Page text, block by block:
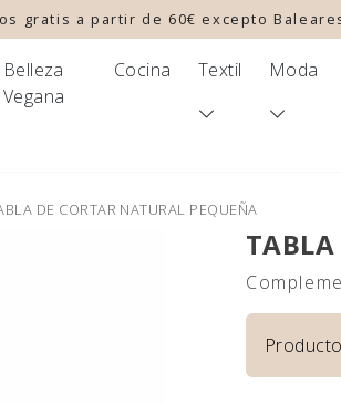
gratis a partir de 60€ excepto
Belleza
Vegana
Cocina Textil Moda
DE CORTAR NATURAL PEQUEÑA
TABLA